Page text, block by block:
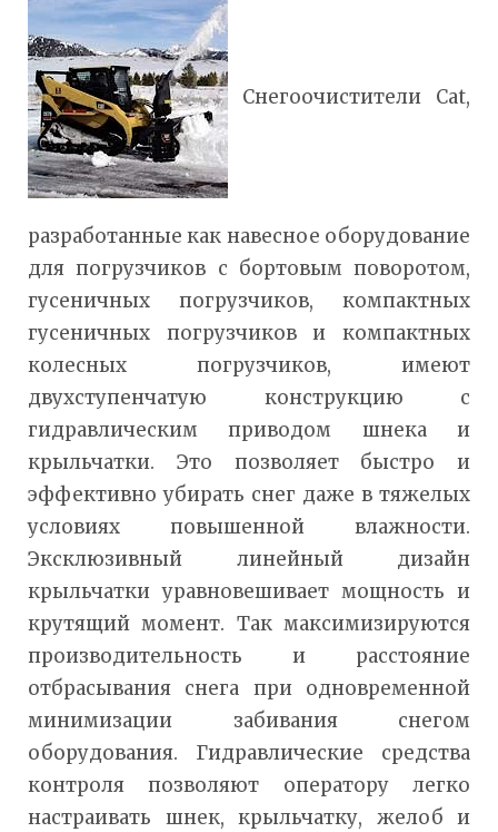
Снегоочистители Cat,
разработанные как навесное оборудование
для погрузчиков с бортовым поворотом,
гусеничных погрузчиков, компактных
гусеничных погрузчиков и компактных
колесных погрузчиков, имеют
двухступенчатую конструкцию с
гидравлическим приводом шнека и
крыльчатки. Это позволяет быстро и
эффективно убирать снег даже в тяжелых
условиях повышенной влажности.
Эксклюзивный линейный дизайн
крыльчатки уравновешивает мощность и
крутящий момент. Так максимизируются
производительность и расстояние
отбрасывания снега при одновременной
минимизации забивания снегом
оборудования. Гидравлические средства
контроля позволяют оператору легко
настраивать шнек, крыльчатку, желоб и